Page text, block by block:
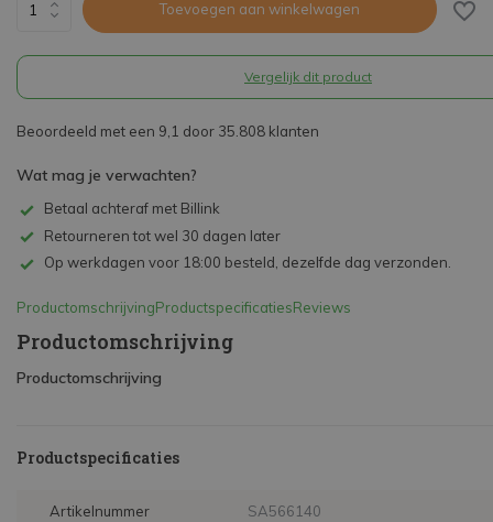
Toevoegen aan winkelwagen
Vergelijk dit product
Beoordeeld met een 9,1 door 35.808 klanten
Wat mag je verwachten?
Betaal achteraf met Billink
Retourneren tot wel 30 dagen later
Op werkdagen voor 18:00 besteld, dezelfde dag verzonden.
ProductomschrijvingProductspecificatiesReviews
Productomschrijving
Productomschrijving
Productspecificaties
Artikelnummer SA566140